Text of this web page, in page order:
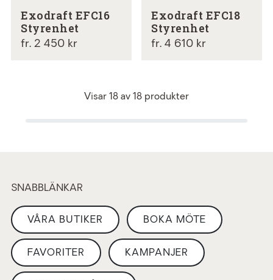
Exodraft EFC16
Styrenhet
fr. 2 450 kr
Exodraft EFC18
Styrenhet
fr. 4 610 kr
Visar 18 av 18 produkter
SNABBLÄNKAR
VÅRA BUTIKER BOKA MÖTE
FAVORITER KAMPANJER